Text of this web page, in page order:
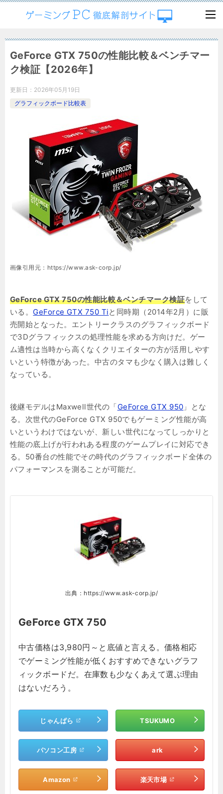
GeForce GTX 750の性能比較＆ベンチマー
ク検証【2026年】
更新日： 2026年05月19日
グラフィックボード比較表
画像引用元：https://www.ask-corp.jp/
GeForce GTX 750の性能比較＆ベンチマーク検証をして
いる。 GeForce GTX 750 Tiと同時期（2014年2月）に販
売開始となった。エントリークラスのグラフィックボード
で3Dグラフィックスの処理性能を求める方向けだ。ゲー
ム適性は当時から高くなくクリエイターの方が活用しやす
いという特徴があった。中古のタマも少なく購入は難しく
なっている。
後継モデルはMaxwell世代の「GeForce GTX 950 」とな
る。次世代のGeForce GTX 950でもゲーミング性能が高
いというわけではないが、新しい世代になってしっかりと
性能の底上げが行われある程度のゲームプレイに対応でき
る。50番台の性能でその時代のグラフィックボード全体の
パフォーマンスを測ることが可能だ。
出典：https://www.ask-corp.jp/
GeForce GTX 750
中古価格は3,980円～と底値と言える。価格相応
でゲーミング性能が低くおすすめできないグラフ
ィックボードだ。在庫数も少なくあえて選ぶ理由
はないだろう。
じゃんぱら TSUKUMO
パソコン工房 ark
Amazon 楽天市場